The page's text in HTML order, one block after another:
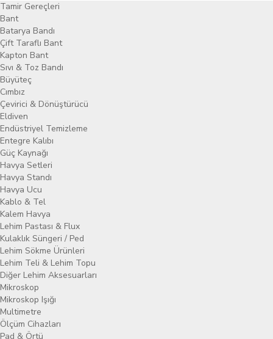
Tamir Gereçleri
Bant
Batarya Bandı
Çift Taraflı Bant
Kapton Bant
Sıvı & Toz Bandı
Büyüteç
Cımbız
Çevirici & Dönüştürücü
Eldiven
Endüstriyel Temizleme
Entegre Kalıbı
Güç Kaynağı
Havya Setleri
Havya Standı
Havya Ucu
Kablo & Tel
Kalem Havya
Lehim Pastası & Flux
Kulaklık Süngeri / Ped
Lehim Sökme Ürünleri
Lehim Teli & Lehim Topu
Diğer Lehim Aksesuarları
Mikroskop
Mikroskop Işığı
Multimetre
Ölçüm Cihazları
Pad & Örtü